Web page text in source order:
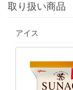
取り扱い商品
アイス